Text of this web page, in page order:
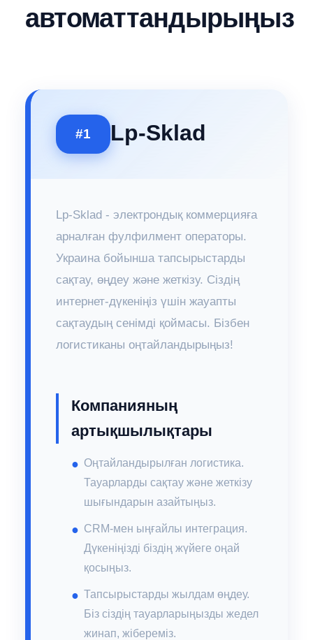
автоматтандырыңыз
#1 Lp-Sklad
Lp-Sklad - электрондық коммерцияға
арналған фулфилмент операторы.
Украина бойынша тапсырыстарды
сақтау, өңдеу және жеткізу. Сіздің
интернет-дүкеніңіз үшін жауапты
сақтаудың сенімді қоймасы. Бізбен
логистиканы оңтайландырыңыз!
Компанияның
артықшылықтары
Оңтайландырылған логистика.
Тауарларды сақтау және жеткізу
шығындарын азайтыңыз.
CRM-мен ыңғайлы интеграция.
Дүкеніңізді біздің жүйеге оңай
қосыңыз.
Тапсырыстарды жылдам өңдеу.
Біз сіздің тауарларыңызды жедел
жинап, жібереміз.